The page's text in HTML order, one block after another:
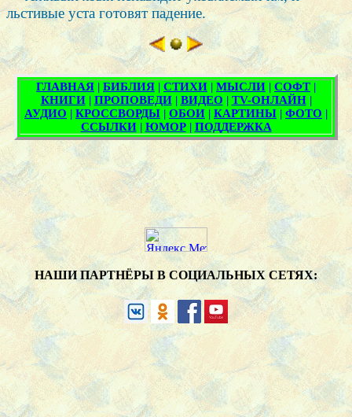
льстивые уста готовят падение.